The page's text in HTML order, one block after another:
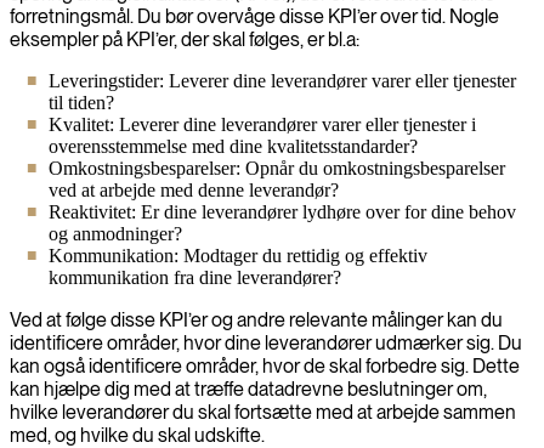
forretningsmål. Du bør overvåge disse KPI’er over tid. Nogle
eksempler på KPI’er, der skal følges, er bl.a:
Leveringstider: Leverer dine leverandører varer eller tjenester
til tiden?
Kvalitet: Leverer dine leverandører varer eller tjenester i
overensstemmelse med dine kvalitetsstandarder?
Omkostningsbesparelser: Opnår du omkostningsbesparelser
ved at arbejde med denne leverandør?
Reaktivitet: Er dine leverandører lydhøre over for dine behov
og anmodninger?
Kommunikation: Modtager du rettidig og effektiv
kommunikation fra dine leverandører?
Ved at følge disse KPI’er og andre relevante målinger kan du
identificere områder, hvor dine leverandører udmærker sig. Du
kan også identificere områder, hvor de skal forbedre sig. Dette
kan hjælpe dig med at træffe datadrevne beslutninger om,
hvilke leverandører du skal fortsætte med at arbejde sammen
med, og hvilke du skal udskifte.